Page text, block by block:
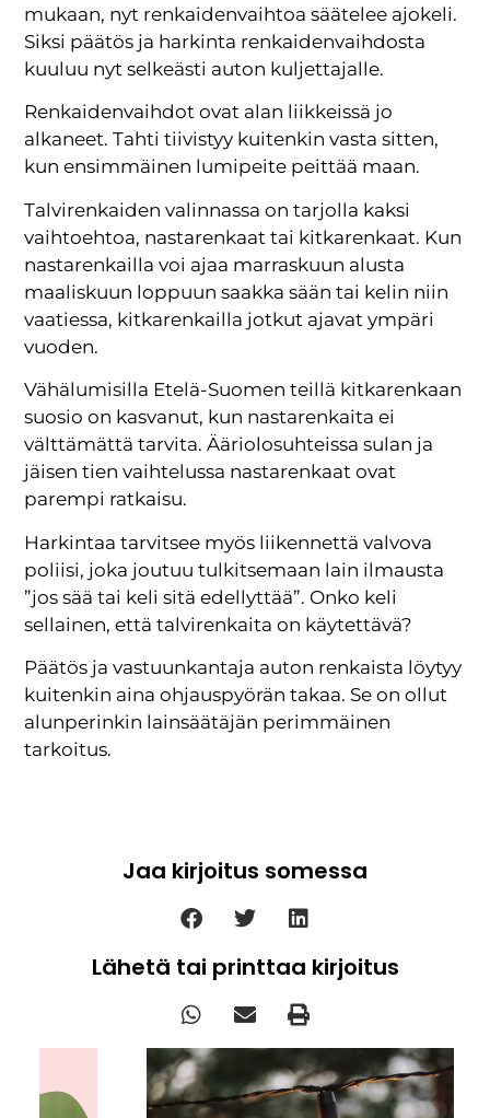
mukaan, nyt renkaidenvaihtoa säätelee ajokeli.
Siksi päätös ja harkinta renkaidenvaihdosta
kuuluu nyt selkeästi auton kuljettajalle.
Renkaidenvaihdot ovat alan liikkeissä jo
alkaneet. Tahti tiivistyy kuitenkin vasta sitten,
kun ensimmäinen lumipeite peittää maan.
Talvirenkaiden valinnassa on tarjolla kaksi
vaihtoehtoa, nastarenkaat tai kitkarenkaat. Kun
nastarenkailla voi ajaa marraskuun alusta
maaliskuun loppuun saakka sään tai kelin niin
vaatiessa, kitkarenkailla jotkut ajavat ympäri
vuoden.
Vähälumisilla Etelä-Suomen teillä kitkarenkaan
suosio on kasvanut, kun nastarenkaita ei
välttämättä tarvita. Ääriolosuhteissa sulan ja
jäisen tien vaihtelussa nastarenkaat ovat
parempi ratkaisu.
Harkintaa tarvitsee myös liikennettä valvova
poliisi, joka joutuu tulkitsemaan lain ilmausta
”jos sää tai keli sitä edellyttää”. Onko keli
sellainen, että talvirenkaita on käytettävä?
Päätös ja vastuunkantaja auton renkaista löytyy
kuitenkin aina ohjauspyörän takaa. Se on ollut
alunperinkin lainsäätäjän perimmäinen
tarkoitus.
Jaa kirjoitus somessa
Lähetä tai printtaa kirjoitus